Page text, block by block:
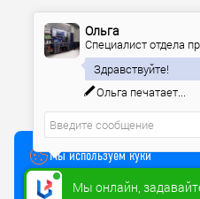
Мы используем куки
Чтобы улучшить работу сайта, мы
Мы онлайн,
Ольга
Специалист отдела
Здравствуйте!
Ольга печатает...